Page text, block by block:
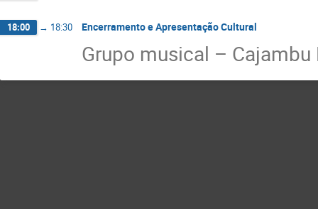
18:00 → 18:30 Encerramento e Apresentação Cultural
Grupo musical – Cajambu